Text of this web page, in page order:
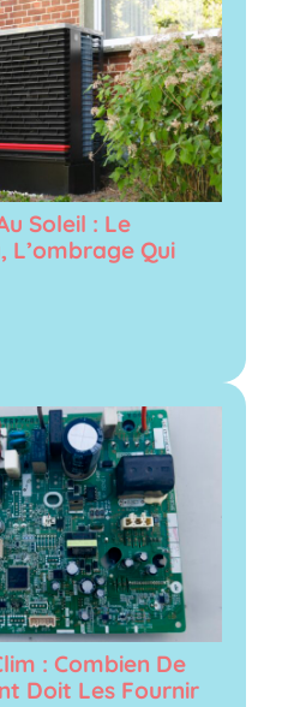
Soleil : Le
L’ombrage Qui
: Combien De
Doit Les Fournir